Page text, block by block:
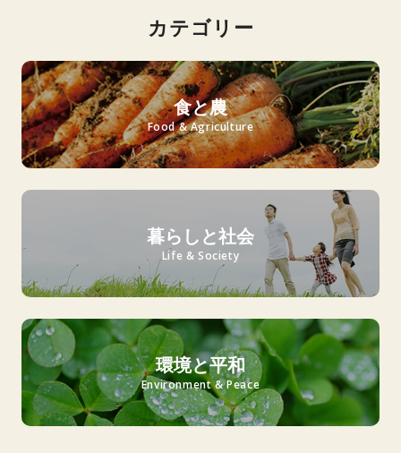
カテゴリー
食と農
Food & Agriculture
暮らしと社会
Life & Society
環境と平和
Environment & Peace